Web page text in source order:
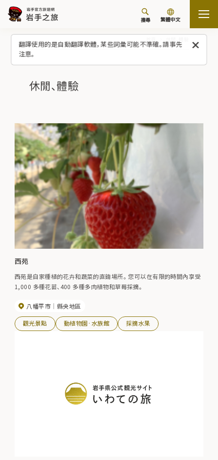
翻譯使用的是自動翻譯軟體，某些詞彙可能不準確。請事先
注意。
搜尋 繁體中文
休閒、體驗
西苑
西苑是自家種植的花卉和蔬菜的直銷場所。 您可以在有限的時間內享受
1,000 多種花苗、400 多種多肉植物和草莓採摘。
八幡平市 縣央地區
觀光景點 動植物園·水族館 採摘水果